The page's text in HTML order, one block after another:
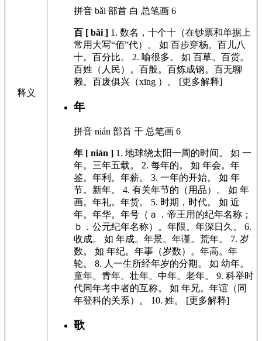
释义
拼音 bǎi 部首 白 总笔画 6
百 [ bǎi ] 1. 数名，十个十（在钞票和单据上
常用大写“佰”代）。 如 百步穿杨。百儿八
十。百分比。
2. 喻很多。 如 百草。百货。
百姓（人民）。百般。百炼成钢。百无聊
赖。百废俱兴（xīng ）。
[更多解释]
年
拼音 nián 部首 干 总笔画 6
年 [ nián ] 1. 地球绕太阳一周的时间。 如 一
年。三年五载。
2. 每年的。 如 年会。年
鉴。年利。年薪。
3. 一年的开始。 如 年
节。新年。
4. 有关年节的（用品）。 如 年
画。年礼。年货。
5. 时期，时代。 如 近
年。年华。年号（ａ．帝王用的纪年名称；
ｂ．公元纪年名称）。年限。年深日久。
6.
收成。 如 年成。年景。年谨。荒年。 7. 岁
数。 如 年纪。年事（岁数）。年高。年
轮。
8. 人一生所经年岁的分期。 如 幼年。
童年。青年。壮年。中年。老年。
9. 科举时
代同年考中者的互称。 如 年兄。年谊（同
年登科的关系）。
10. 姓。 [更多解释]
歌